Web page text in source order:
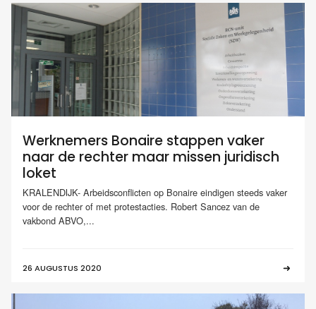
Werknemers Bonaire stappen vaker
naar de rechter maar missen juridisch
loket
KRALENDIJK- Arbeidsconflicten op Bonaire eindigen steeds vaker
voor de rechter of met protestacties. Robert Sancez van de
vakbond ABVO,...
26 AUGUSTUS 2020